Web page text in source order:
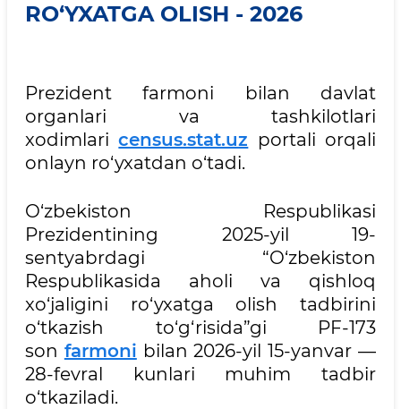
RO‘YXATGA OLISH - 2026
Prezident farmoni bilan davlat
organlari va tashkilotlari
xodimlaricensus.stat.uz portali orqali
onlayn ro‘yxatdan o‘tadi.
O‘zbekiston Respublikasi
Prezidentining 2025-yil 19-
sentyabrdagi “O‘zbekiston
Respublikasida aholi va qishloq
xo‘jaligini ro‘yxatga olish tadbirini
o‘tkazish to‘g‘risida”gi PF-173
son farmoni bilan 2026-yil 15-yanvar —
28-fevral kunlari muhim tadbir
o‘tkaziladi.